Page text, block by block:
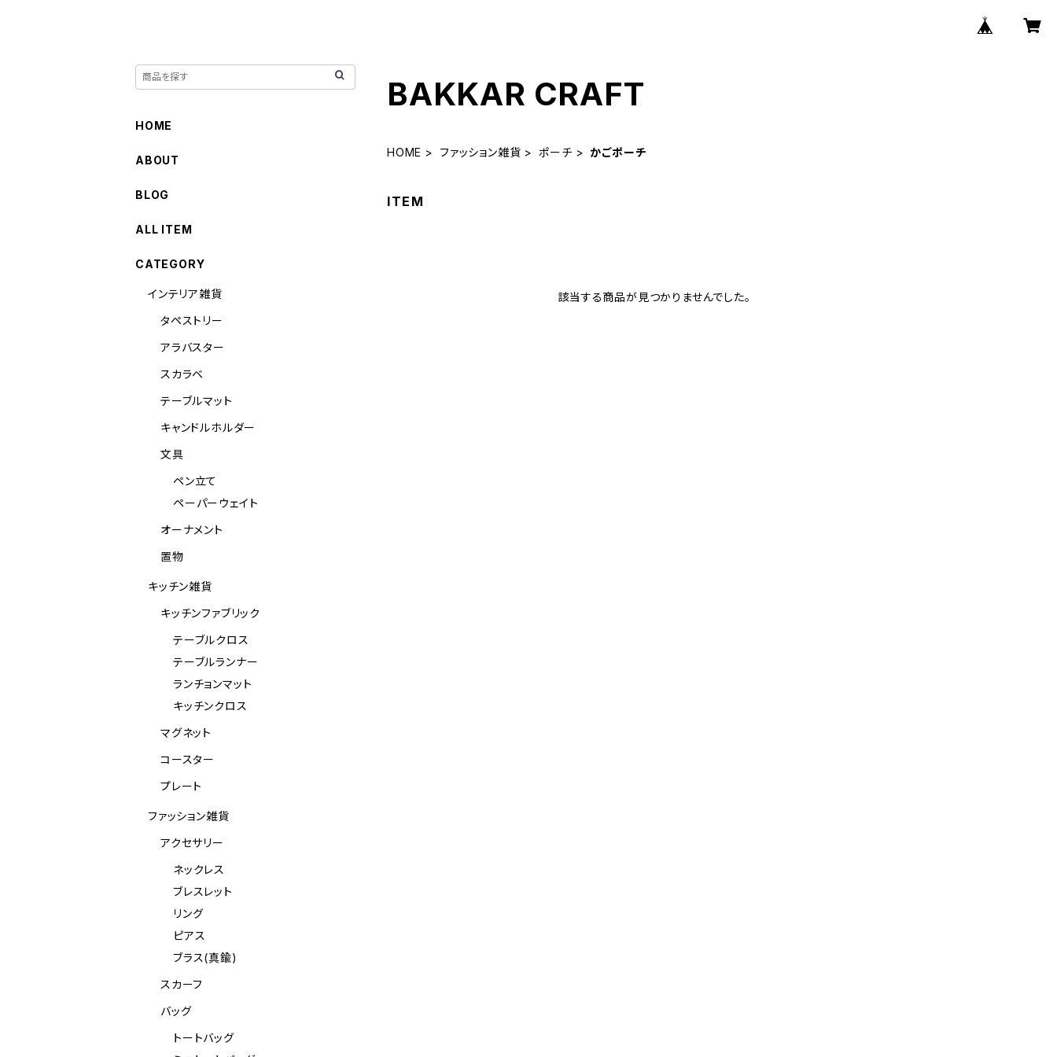
BAKKAR CRAFT
HOME ファッション雑貨 ポーチ かごポーチ
ITEM
該当する商品が見つかりませんでした。
HOME
ABOUT
BLOG
ALL ITEM
CATEGORY
インテリア雑貨
タペストリー
アラバスター
スカラベ
テーブルマット
キャンドルホルダー
文具
ペン立て
ペーパーウェイト
オーナメント
置物
キッチン雑貨
キッチンファブリック
テーブルクロス
テーブルランナー
ランチョンマット
キッチンクロス
マグネット
コースター
プレート
ファッション雑貨
アクセサリー
ネックレス
ブレスレット
リング
ピアス
ブラス(真鍮)
スカーフ
バッグ
トートバッグ